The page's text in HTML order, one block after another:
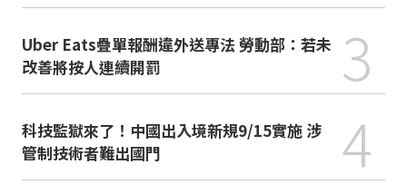
Uber Eats疊單報酬違外送專法 勞動部：若未
改善將按人連續開罰
3
科技監獄來了！中國出入境新規9/15實施 涉
管制技術者難出國門
4